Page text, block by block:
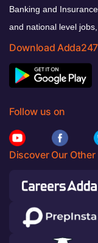
Banking and
and national level
Download
Follow us on
Discover Our